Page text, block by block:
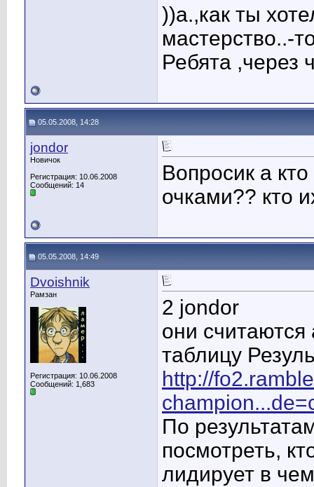
))а.,как ты
мастерство..-
Ребята ,через
05.05.2008, 14:28
jondor
Новичок
Регистрация: 10.06.2008
Сообщений: 14
Вопросик а
очками?? кто
05.05.2008, 14:49
Dvoishnik
Рамзан
Регистрация: 10.06.2008
Сообщений: 1,683
2 jondor
они считаются
таблицу
http://
По
посмотреть,
лидирует в